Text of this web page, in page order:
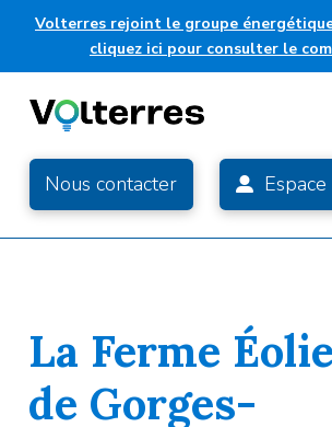
Volterres rejoint le groupe
cliquez ici pour consulter le
Nous contacter
La Ferme
de Gorges-